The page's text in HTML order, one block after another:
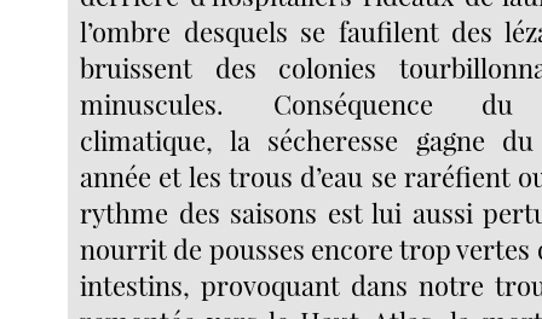
l’ombre desquels se faufilent des
bruissent des colonies
minuscules. Conséquence du
climatique, la sécheresse gagne
année et les trous d’eau se raréfient
rythme des saisons est lui aussi
nourrit de pousses encore trop vertes
intestins, provoquant dans notre